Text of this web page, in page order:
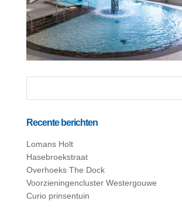
Recente berichten
Lomans Holt
Hasebroekstraat
Overhoeks The Dock
Voorzieningencluster Westergouwe
Curio prinsentuin